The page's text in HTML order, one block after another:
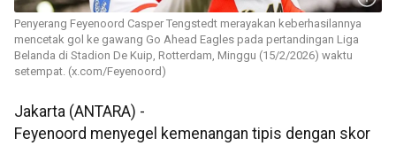
Penyerang Feyenoord Casper Tengstedt merayakan keberhasilannya
mencetak gol ke gawang Go Ahead Eagles pada pertandingan Liga
Belanda di Stadion De Kuip, Rotterdam, Minggu (15/2/2026) waktu
setempat. (x.com/Feyenoord)
Jakarta (ANTARA) -
Feyenoord menyegel kemenangan tipis dengan skor